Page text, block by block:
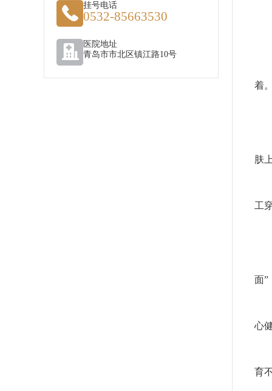
挂号电话
0532-85663530
医院地址
青岛市市北区镇江路10号
人
扁
着。
在
当
肤
扁
工
妨
面”
导
心
病
育